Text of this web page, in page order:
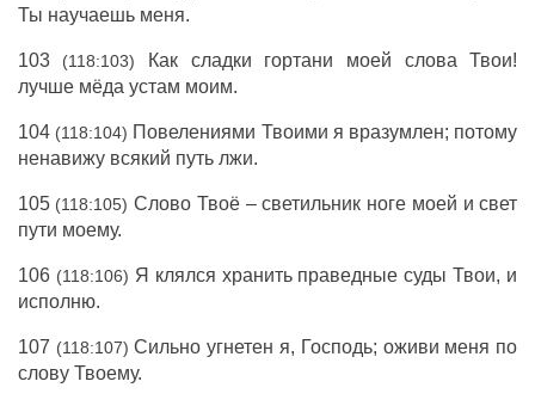
Ты научаешь меня.
103 (118:103)
Как сладки гортани моей слова Твои!
лучше мёда устам моим.
104 (118:104) Повелениями Твоими я вразумлен; потому
ненавижу всякий путь лжи.
105 (118:105) Слово Твоё – светильник ноге моей и свет
пути моему.
106 (118:106) Я клялся хранить праведные суды Твои, и
исполню.
107 (118:107) Сильно угнетен я, Господь; оживи меня по
слову Твоему.